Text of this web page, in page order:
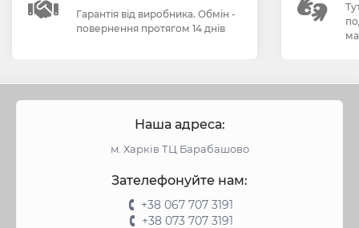
Гарантія від виробника. Обмін -
повернення протягом 14 днів
Наша адреса:
м. Харків ТЦ Барабашово
Зателефонуйте нам:
+38 067 707 3191
+38 073 707 3191